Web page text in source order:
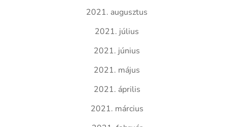
2021. augusztus
2021. július
2021. június
2021. május
2021. április
2021. március